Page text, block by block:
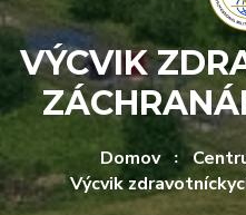
VÝCVIK
Domov
Výcvik